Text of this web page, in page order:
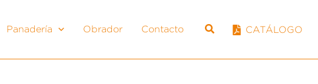
Panadería Obrador Contacto CATÁLOGO